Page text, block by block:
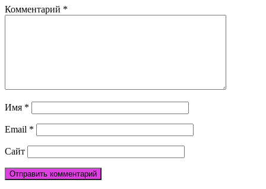
Комментарий *
Имя *
Email *
Сайт